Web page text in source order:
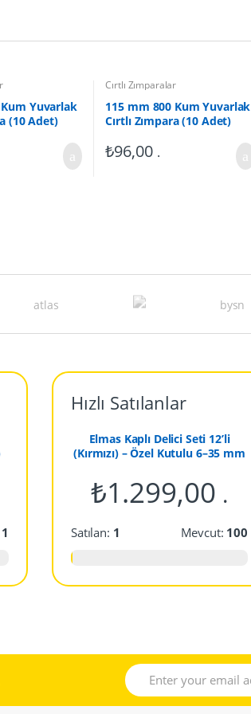
Yuvarlak
(10 Adet)
Cırtlı Zımparalar
115 mm 800 Kum Yuvarlak
Cırtlı Zımpara (10 Adet)
₺96,00 .
Hızlı Satılanlar
Elmas Kaplı Delici Seti 12’li
(Kırmızı) – Özel Kutulu 6–35 mm
Delme Uçları
₺1.299,00 .
Satılan: 1 Mevcut: 100